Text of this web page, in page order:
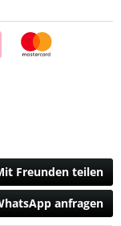
Freunden teilen
anfragen